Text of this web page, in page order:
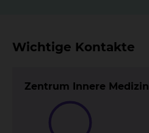
Wichtige Kontakte
Zentrum Innere Medizin